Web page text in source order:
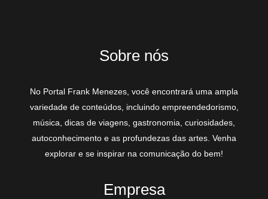
Sobre nós
No Portal Frank Menezes, você encontrará uma ampla
variedade de conteúdos, incluindo empreendedorismo,
música, dicas de viagens, gastronomia, curiosidades,
autoconhecimento e as profundezas das artes. Venha
explorar e se inspirar na comunicação do bem!
Empresa